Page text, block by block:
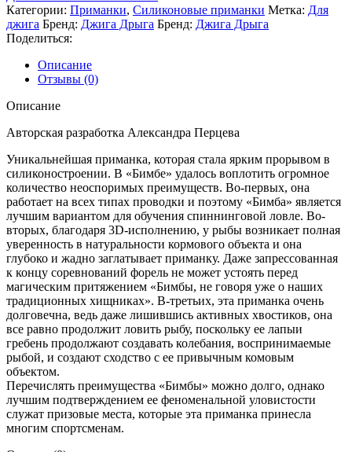
Категории: Приманки, Силиконовые приманки Метка: Для
джига Бренд: Джига Дрыга Бренд: Джига Дрыга
Поделиться:
Описание
Отзывы (0)
Описание
Авторская разработка Александра Перцева
Уникальнейшая приманка, которая стала ярким прорывом в
силиконостроении. В «Бимбе» удалось воплотить огромное
количество неоспоримых преимуществ. Во-первых, она
работает на всех типах проводки и поэтому «Бимба» является
лучшим вариантом для обучения спиннинговой ловле. Во-
вторых, благодаря 3D-исполнению, у рыбы возникает полная
уверенность в натуральности кормового объекта и она
глубоко и жадно заглатывает приманку. Даже запрессованная
к концу соревнований форель не может устоять перед
магическим притяжением «Бимбы, не говоря уже о наших
традиционных хищниках». В-третьих, эта приманка очень
долговечна, ведь даже лишившись активных хвостиков, она
все равно продолжит ловить рыбу, поскольку ее лапыи
гребень продолжают создавать колебания, воспринимаемые
рыбой, и создают сходство с ее привычным комовым
объектом.
Перечислять преимущества «Бимбы» можно долго, однако
лучшим подтверждением ее феноменальной уловистости
служат призовые места, которые эта приманка принесла
многим спортсменам.